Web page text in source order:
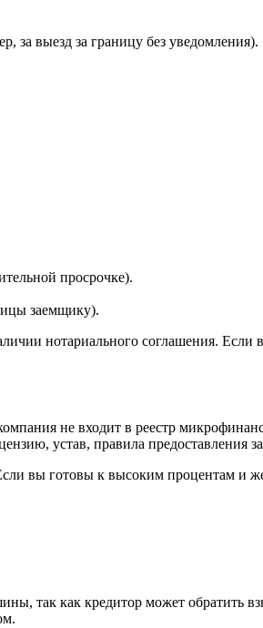
за выезд за границу без уведомления).
просрочке).
заемщику).
нотариального соглашения.
не входит в реестр
устав, правила предоставления
вы готовы к высоким процентам и
так как кредитор может обратить